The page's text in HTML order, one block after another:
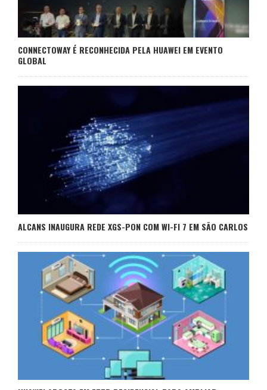
CONNECTOWAY É RECONHECIDA PELA HUAWEI EM EVENTO
GLOBAL
ALCANS INAUGURA REDE XGS-PON COM WI-FI 7 EM SÃO CARLOS